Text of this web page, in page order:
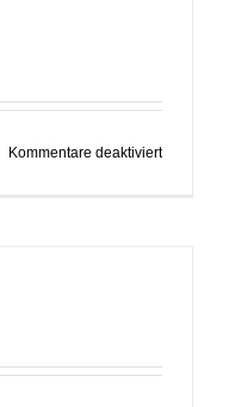
Kommentare deaktiviertfür